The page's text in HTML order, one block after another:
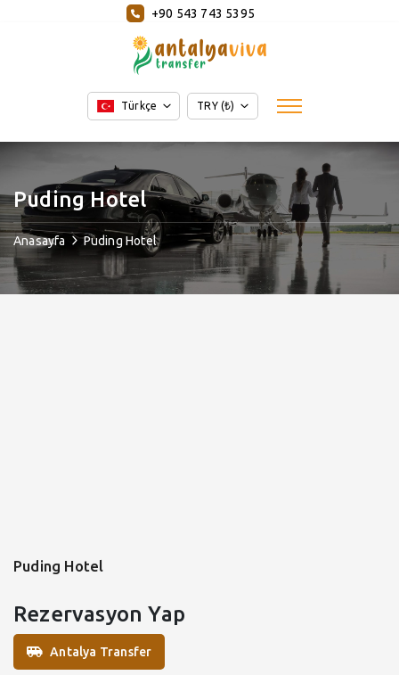
+90 543 743 5395
Türkçe TRY (₺)
Puding Hotel
Anasayfa Puding Hotel
Puding Hotel
Rezervasyon Yap
Antalya Transfer